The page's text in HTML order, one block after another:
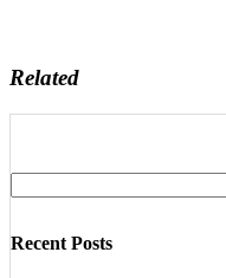
Related
Recent Posts